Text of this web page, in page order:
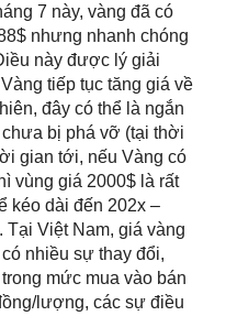
7 này, vàng đã có
nhưng nhanh chóng
này được lý giải
tiếp tục tăng giá về
đây có thể là ngắn
bị phá vỡ (tại thời
gian tới, nếu Vàng có
vùng giá 2000$ là rất
kéo dài đến 202x –
Tại Việt Nam, giá vàng
nhiều sự thay đổi,
mức mua vào bán
lượng, các sự điều